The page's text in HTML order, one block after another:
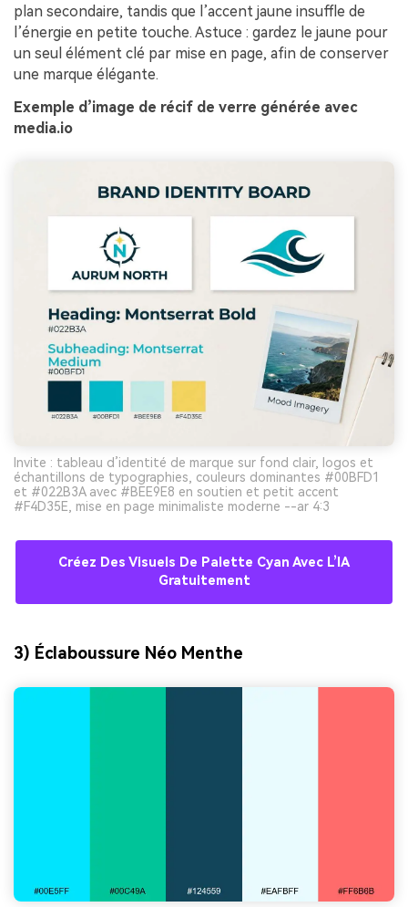
plan secondaire, tandis que l’accent jaune insuffle de
l’énergie en petite touche. Astuce : gardez le jaune pour
un seul élément clé par mise en page, afin de conserver
une marque élégante.
Exemple d’image de récif de verre générée avec
media.io
Invite : tableau d’identité de marque sur fond clair, logos et
échantillons de typographies, couleurs dominantes #00BFD1
et #022B3A avec #BEE9E8 en soutien et petit accent
#F4D35E, mise en page minimaliste moderne --ar 4:3
Créez Des Visuels De Palette Cyan Avec L’IA
Gratuitement
3) Éclaboussure Néo Menthe